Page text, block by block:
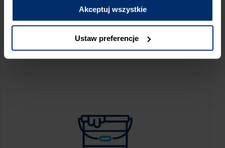
Akceptuj wszystkie
Ustaw preferencje
KALKULATOR ZUŻYCIA
Oblicz, jaką ilość produktów potrzebujesz,
aby perfekcyjnie wygładzić swoje ściany.